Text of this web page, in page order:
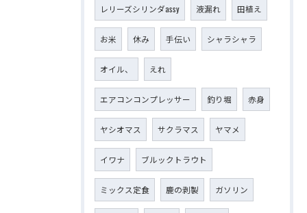
レリーズシリンダassy 液漏れ 田植え
お米 休み 手伝い シャラシャラ
オイル、 えれ
エアコンコンプレッサー 釣り堀 赤身
ヤシオマス サクラマス ヤマメ
イワナ ブルックトラウト
ミックス定食 鹿の剥製 ガソリン